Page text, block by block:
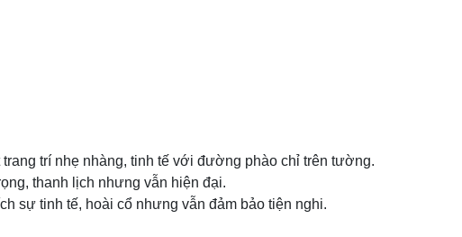
trí nhẹ nhàng, tinh tế với đường phào chỉ trên tường.
thanh lịch nhưng vẫn hiện đại.
sự tinh tế, hoài cổ nhưng vẫn đảm bảo tiện nghi.